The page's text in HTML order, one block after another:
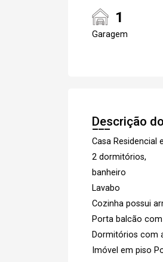
1
Garagem
Descrição
Casa Residencial
2 dormitórios,
banheiro
Lavabo
Cozinha possui
Porta balcão
Dormitórios com
Imóvel em piso